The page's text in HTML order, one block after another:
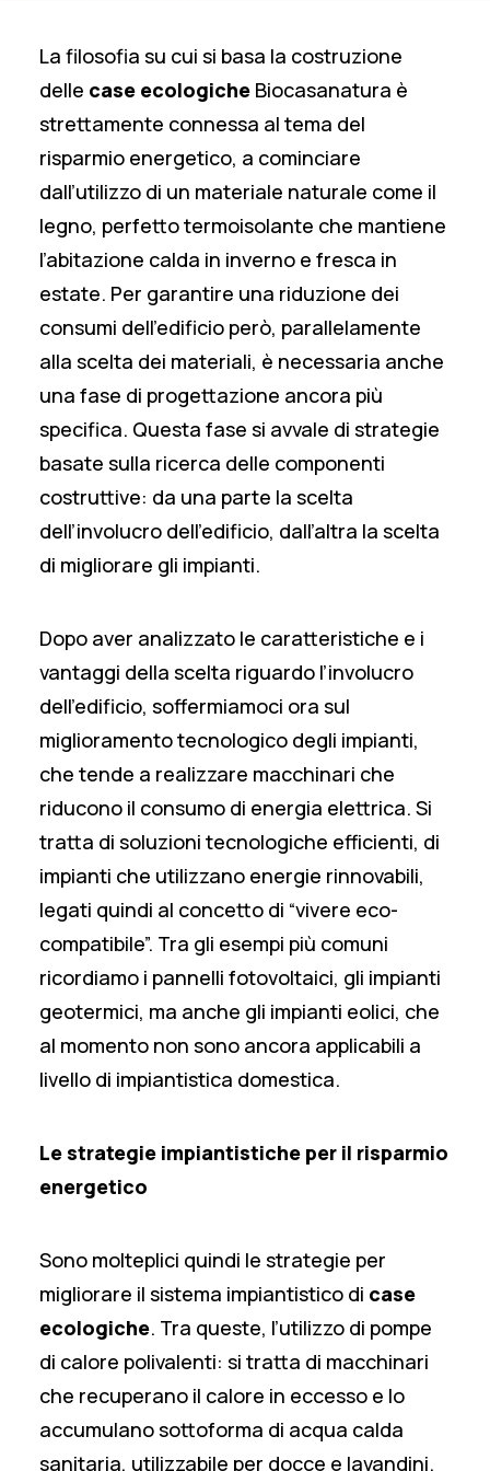
La filosofia su cui si basa la costruzione
delle case ecologiche Biocasanatura è
strettamente connessa al tema del
risparmio energetico, a cominciare
dall’utilizzo di un materiale naturale come il
legno, perfetto termoisolante che mantiene
l’abitazione calda in inverno e fresca in
estate. Per garantire una riduzione dei
consumi dell’edificio però, parallelamente
alla scelta dei materiali, è necessaria anche
una fase di progettazione ancora più
specifica. Questa fase si avvale di strategie
basate sulla ricerca delle componenti
costruttive: da una parte la scelta
dell’involucro dell’edificio, dall’altra la scelta
di migliorare gli impianti.
Dopo aver analizzato le caratteristiche e i
vantaggi della scelta riguardo l’involucro
dell’edificio, soffermiamoci ora sul
miglioramento tecnologico degli impianti,
che tende a realizzare macchinari che
riducono il consumo di energia elettrica. Si
tratta di soluzioni tecnologiche efficienti, di
impianti che utilizzano energie rinnovabili,
legati quindi al concetto di “vivere eco-
compatibile”. Tra gli esempi più comuni
ricordiamo i pannelli fotovoltaici, gli impianti
geotermici, ma anche gli impianti eolici, che
al momento non sono ancora applicabili a
livello di impiantistica domestica.
Le strategie impiantistiche per il risparmio
energetico
Sono molteplici quindi le strategie per
migliorare il sistema impiantistico di case
ecologiche. Tra queste, l’utilizzo di pompe
di calore polivalenti: si tratta di macchinari
che recuperano il calore in eccesso e lo
accumulano sottoforma di acqua calda
sanitaria, utilizzabile per docce e lavandini.